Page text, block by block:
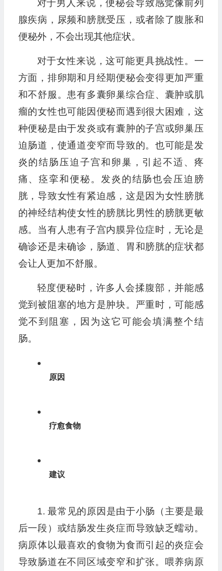
对于男人来说，便秘会导致感觉像前列
腺疾病，尿频和膀胱受压，或者除了腹胀和
便秘外，不会出现其他症状。
对于女性来说，这可能更具挑战性。一
方面，排卵期和月经期便秘会变得更加严重
和不舒服。患有多囊卵巢综合症、囊肿或肌
瘤的女性也可能因便秘而遇到很大困难，这
种便秘是由于发炎或有囊肿的子宫或卵巢压
迫肠道，使通道变窄而导致的。也可能是发
炎的结肠压迫子宫和卵巢，引起不适、疼
痛、痉挛和便秘。发炎的结肠也会压迫膀
胱，导致女性有紧迫感，这是因为女性膀胱
的神经结构使女性的膀胱比男性的膀胱更敏
感。当有人患有子宫内膜异位症时，无论是
确诊还是未确诊，肠道、胃和膀胱的症状都
会让人更加不舒服。
轻度便秘时，许多人会揉腹部，并能感
觉到被阻塞的地方是肿块。严重时，可能感
觉不到阻塞，因为这它可能会填满整个结
肠。
原因
疗愈食物
建议
1. 最常见的原因是由于小肠（主要是最
后一段）或结肠发生炎症而导致缺乏蠕动。
病原体以最喜欢的食物为食而引起的炎症会
导致肠道在不同区域变窄和扩张。喂养病原